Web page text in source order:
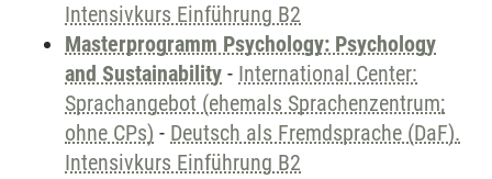
Intensivkurs Einführung B2
Masterprogramm Psychology: Psychology
and Sustainability - International Center:
Sprachangebot (ehemals Sprachenzentrum;
ohne CPs) - Deutsch als Fremdsprache (DaF).
Intensivkurs Einführung B2